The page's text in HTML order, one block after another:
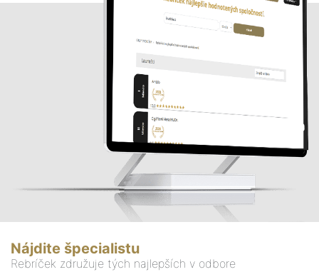
Nájdite špecialistu
Rebríček združuje tých najlepších v odbore